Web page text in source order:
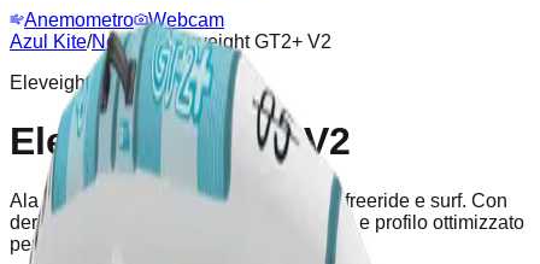
Anemometro
Webcam
Azul Kite/Negozio/Eleveight GT2+ V2
Eleveight
Eleveight GT2+ V2
Ala ultraleggera ad alte prestazioni per freeride e surf. Con
deriva eccezionale, maniglie in carbonio e profilo ottimizzato
per un controllo totale.